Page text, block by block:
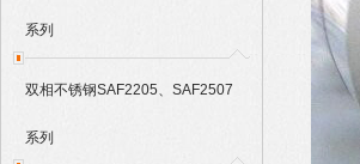
系列
双相不锈钢SAF2205、SAF2507
系列